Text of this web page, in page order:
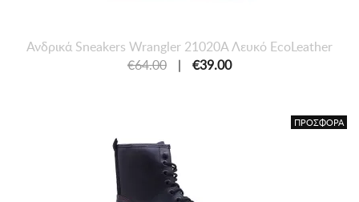
Ανδρικά Sneakers Wrangler 21020A Λευκό EcoLeather
€64.00
| €39.00
ΠΡΟΣΦΟΡΑ